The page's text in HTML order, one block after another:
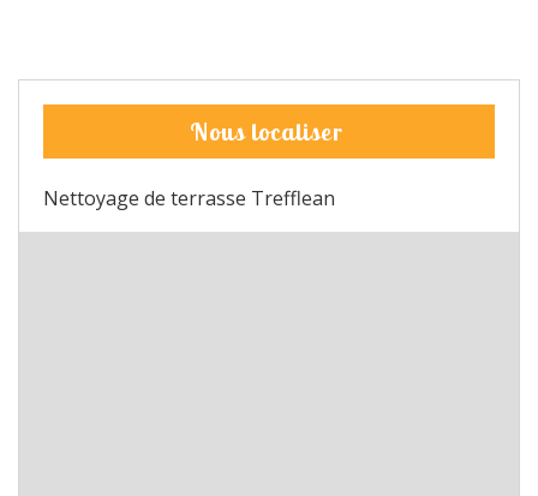
Nous localiser
Nettoyage de terrasse Trefflean